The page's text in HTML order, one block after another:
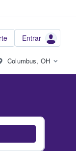
Entrar
Columbus, OH